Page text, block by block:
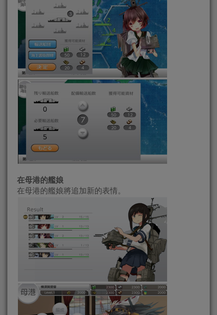
在母港的艦娘
在母港的艦娘將追加新的表情。